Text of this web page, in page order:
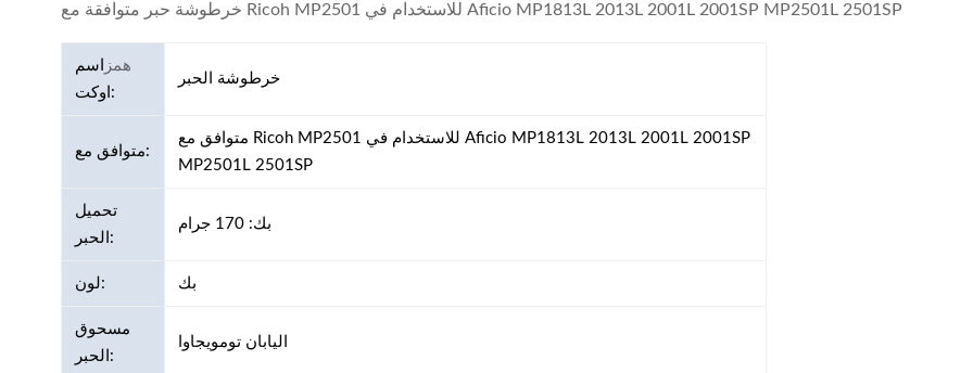
خرطوشة حبر متوافقة مع Ricoh MP2501 للاستخدام في Aficio MP1813L 2013L 2001L 2001SP MP2501L 2501SP
همز اسم
اوكت:
خرطوشة الحبر
متوافق مع:
متوافق مع Ricoh MP2501 للاستخدام في Aficio MP1813L 2013L 2001L 2001SP
MP2501L 2501SP
تحميل
الحبر:
بك: 170 جرام
لون: بك
مسحوق
الحبر:
اليابان تومويجاوا